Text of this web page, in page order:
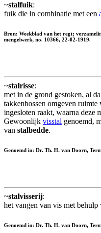
~stalfuik:
fuik die in combinatie met een
Bron: Weekblad van het regt;
mengelwerk, no. 10366, 22-02-1919.
~stalrisse:
met in de grond gestoken, al
takkenbossen omgeven
ingesloten raakt, waarna deze
Gewoonlijk visstal genoemd,
van stalbedde.
Genoemd in: Dr. Th. H. van Doorn,
~stalvisserij:
het vangen van vis met behulp
Genoemd in: Dr. Th. H. van Doorn,